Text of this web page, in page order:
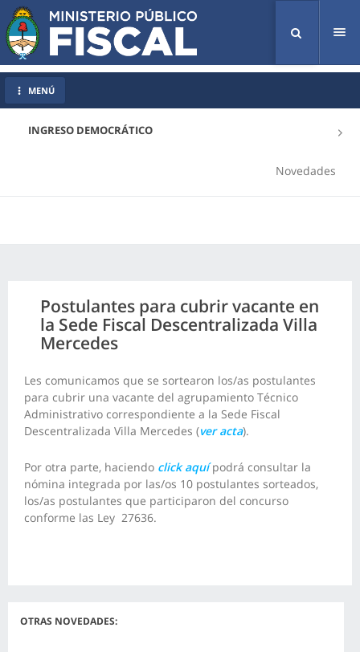
INGRESO DEMOCRÁTICO
Novedades
MENÚ
Postulantes para cubrir vacante en
la Sede Fiscal Descentralizada Villa
Mercedes
Les comunicamos que se sortearon los/as postulantes
para cubrir una vacante del agrupamiento Técnico
Administrativo correspondiente a la Sede Fiscal
Descentralizada Villa Mercedes (ver acta).
Por otra parte, haciendo click aquí podrá consultar la
nómina integrada por las/os 10 postulantes sorteados,
los/as postulantes que participaron del concurso
conforme las Ley 27636.
OTRAS NOVEDADES: